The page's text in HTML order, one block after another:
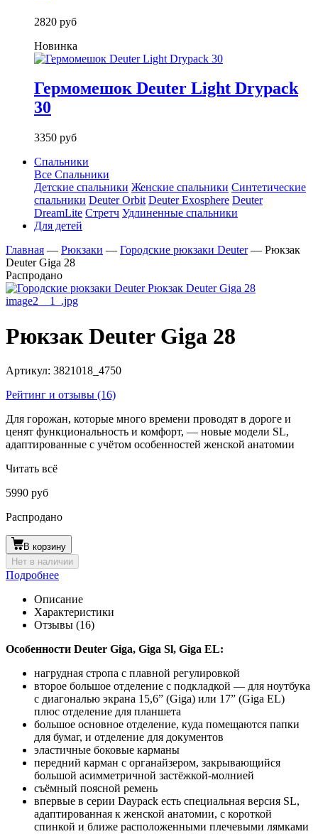
2820 руб
Новинка
Гермомешок Deuter Light Drypack
30
3350 руб
Спальники
Все Спальники
Детские спальники Женские спальники Синтетические
спальники Deuter Orbit Deuter Exosphere Deuter
DreamLite Стретч Удлиненные спальники
Для детей
Главная — Рюкзаки — Городские рюкзаки Deuter— Рюкзак
Deuter Giga 28
Распродано
Рюкзак Deuter Giga 28
Артикул: 3821018_4750
Рейтинг и отзывы (16)
Для горожан, которые много времени проводят в дороге и
ценят функциональность и комфорт, — новые модели SL,
адаптированные с учётом особенностей женской анатомии
Читать всё
5990 руб
Распродано
В корзину
Нет в наличии
Подробнее
Описание
Характеристики
Отзывы (16)
Особенности Deuter Giga, Giga Sl, Giga EL:
нагрудная стропа с плавной регулировкой
второе большое отделение с подкладкой — для ноутбука
с диагональю экрана 15,6” (Giga) или 17” (Giga EL)
плюс отделение для планшета
большое основное отделение, куда помещаются папки
для бумаг, и отделение для документов
эластичные боковые карманы
передний карман с органайзером, закрывающийся
большой асимметричной застёжкой-молнией
съёмный поясной ремень
впервые в серии Daypack есть специальная версия SL,
адаптированная к женской анатомии, с короткой
спинкой и ближе расположенными плечевыми лямками